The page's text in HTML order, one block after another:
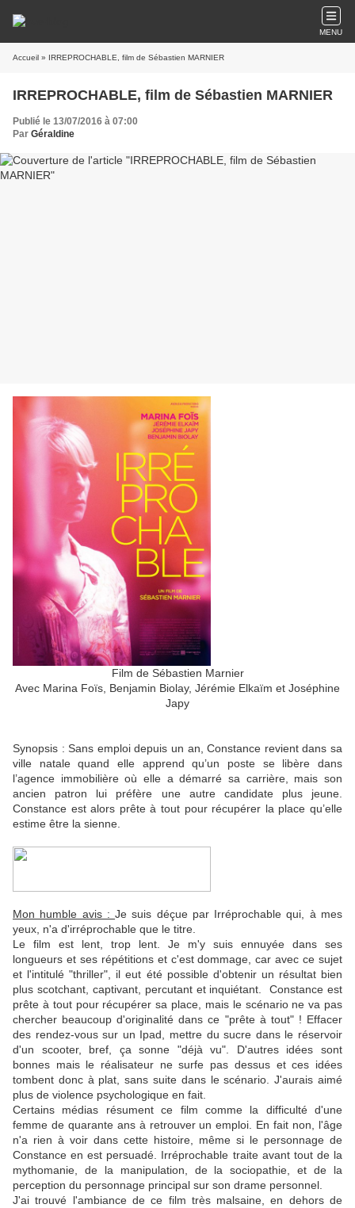
MENU
Accueil » IRREPROCHABLE, film de Sébastien MARNIER
IRREPROCHABLE, film de Sébastien MARNIER
Publié le 13/07/2016 à 07:00
Par Géraldine
Film de Sébastien Marnier
Avec Marina Foïs, Benjamin Biolay, Jérémie Elkaïm et Joséphine
Japy
Synopsis :Sans emploi depuis un an, Constance revient dans sa
ville natale quand elle apprend qu’un poste se libère dans
l’agence immobilière où elle a démarré sa carrière, mais son
ancien patron lui préfère une autre candidate plus jeune.
Constance est alors prête à tout pour récupérer la place qu’elle
estime être la sienne.
Mon humble avis :Je suis déçue par Irréprochable qui, à mes
yeux, n'a d'irréprochable que le titre.
Le film est lent, trop lent. Je m'y suis ennuyée dans ses
longueurs et ses répétitions et c'est dommage, car avec ce sujet
et l'intitulé "thriller", il eut été possible d'obtenir un résultat bien
plus scotchant, captivant, percutant et inquiétant. Constance est
prête à tout pour récupérer sa place, mais le scénario ne va pas
chercher beaucoup d'originalité dans ce "prête à tout" ! Effacer
des rendez-vous sur un Ipad, mettre du sucre dans le réservoir
d'un scooter, bref, ça sonne "déjà vu". D'autres idées sont
bonnes mais le réalisateur ne surfe pas dessus et ces idées
tombent donc à plat, sans suite dans le scénario. J'aurais aimé
plus de violence psychologique en fait.
Certains médias résument ce film comme la difficulté d'une
femme de quarante ans à retrouver un emploi. En fait non, l'âge
n'a rien à voir dans cette histoire, même si le personnage de
Constance en est persuadé. Irréprochable traite avant tout de la
mythomanie, de la manipulation, de la sociopathie, et de la
perception du personnage principal sur son drame personnel.
J'ai trouvé l'ambiance de ce film très malsaine, en dehors de